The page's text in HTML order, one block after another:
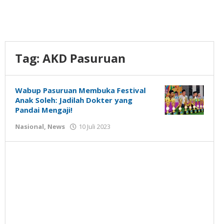
Tag: AKD Pasuruan
Wabup Pasuruan Membuka Festival
Anak Soleh: Jadilah Dokter yang
Pandai Mengaji!
Nasional, News 10 Juli 2023
Susanto